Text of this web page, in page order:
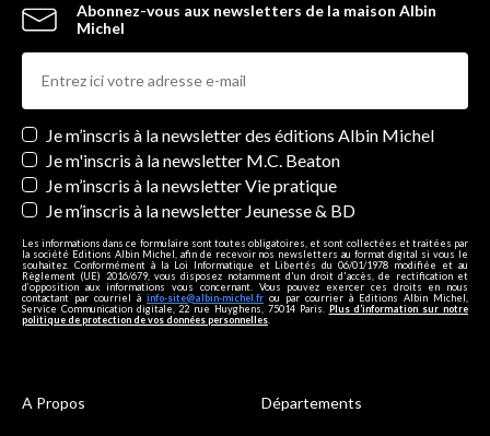
Abonnez-vous aux newsletters de la maison Albin
Michel
Newsletters
Je m’inscris à la newsletter des éditions Albin Michel
Je m'inscris à la newsletter M.C. Beaton
Je m’inscris à la newsletter Vie pratique
Je m’inscris à la newsletter Jeunesse & BD
Les informations dans ce formulaire sont toutes obligatoires, et sont collectées et traitées par
la société Editions Albin Michel, afin de recevoir nos newsletters au format digital si vous le
souhaitez. Conformément à la Loi Informatique et Libertés du 06/01/1978 modifiée et au
Règlement (UE) 2016/679, vous disposez notamment d'un droit d'accès, de rectification et
d’opposition aux informations vous concernant. Vous pouvez exercer ces droits en nous
contactant par courriel à info-site@albin-michel.fr ou par courrier à Editions Albin Michel,
Service Communication digitale, 22 rue Huyghens, 75014 Paris. Plus d’information sur notre
politique de protection de vos données personnelles
A Propos Départements